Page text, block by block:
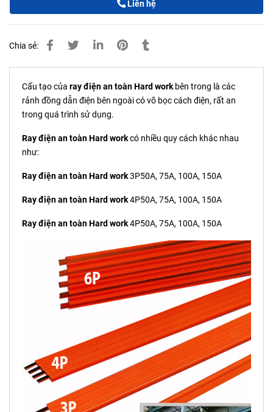
Liên hệ
Chia sẻ:
Cấu tạo của ray điện an toàn Hard workbên trong là các
rảnh đồng dẫn điện bên ngoài có võ bọc cách điện, rất an
trong quá trình sử dụng.
Ray điện an toàn Hard workcó nhiều quy cách khác nhau
như:
Ray điện an toàn Hard work3P50A, 75A, 100A, 150A
Ray điện an toàn Hard work4P50A, 75A, 100A, 150A
Ray điện an toàn Hard work4P50A, 75A, 100A, 150A